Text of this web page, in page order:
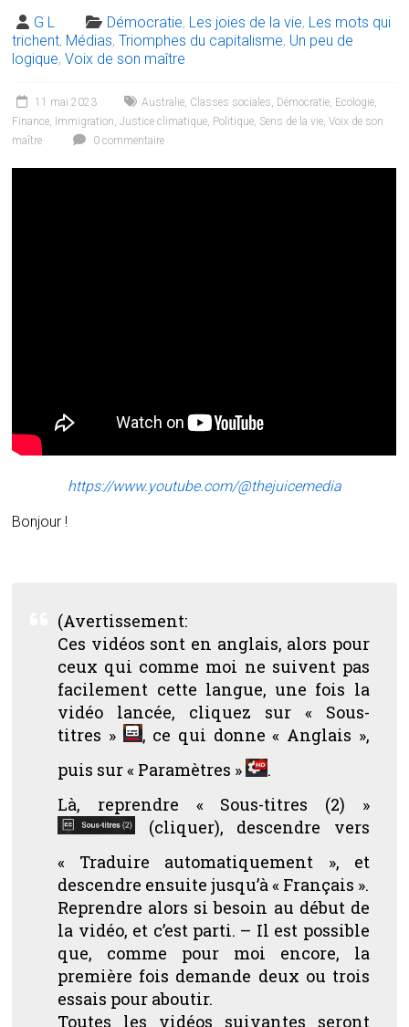
G L Démocratie, Les joies de la vie, Les mots qui
trichent, Médias,Triomphes du capitalisme, Un peu de
logique,Voix de son maître
11 mai 2023 Australie, Classes sociales, Démocratie, Ecologie,
Finance, Immigration,Justice climatique, Politique, Sens de la vie,Voix de son
maître
0 commentaire
https://www.youtube.com/@thejuicemedia
Bonjour !
(Avertissement:
Ces vidéos sont en anglais, alors pour
ceux qui comme moi ne suivent pas
facilement cette langue, une fois la
vidéo lancée, cliquez sur « Sous-
titres »
, ce qui donne « Anglais »,
puis sur « Paramètres »
.
Là, reprendre « Sous-titres (2) »
(cliquer), descendre vers
« Traduire automatiquement », et
descendre ensuite jusqu’à « Français ».
Reprendre alors si besoin au début de
la vidéo, et c’est parti. – Il est possible
que, comme pour moi encore, la
première fois demande deux ou trois
essais pour aboutir.
Toutes les vidéos suivantes seront